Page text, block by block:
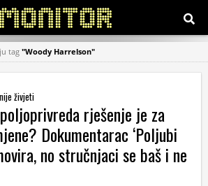
tag "Woody Harrelson"
živjeti
rješenje je za
Dokumentarac ‘Poljubi
no stručnjaci se baš i ne